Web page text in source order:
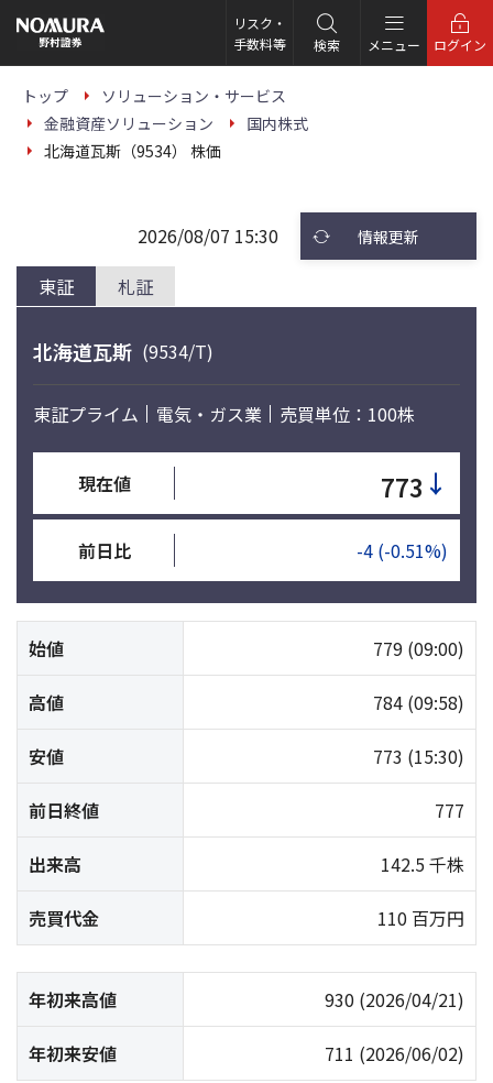
の
ー
リスク・
手数料等
検索 メニュー ログイン
トップ
ソリューション・サービス
金融資産ソリューション
国内株式
北海道瓦斯（9534） 株価
東証 札証
2026/08/07 15:30 情報更新
北海道瓦斯 (9534/T)
東証プライム 電気・ガス業 売買単位：100株
現在値 773 ↓
前日比 -4 (-0.51%)
始値 779 (09:00)
高値 784 (09:58)
安値 773 (15:30)
前日終値 777
出来高 142.5 千株
売買代金 110 百万円
年初来高値 930 (2026/04/21)
年初来安値 711 (2026/06/02)